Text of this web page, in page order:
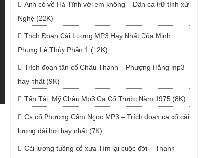
Anh có về Hà Tĩnh với em không – Dân ca trữ tình xứ
Nghệ (22K)
Trích Đoạn Cải Lương MP3 Hay Nhất Của Minh
Phụng Lệ Thủy Phần 1 (12K)
Trích đoạn tân cổ Châu Thanh – Phượng Hằng mp3
hay nhất (9K)
Tấn Tài, Mỹ Châu Mp3 Ca Cổ Trước Năm 1975 (8K)
Ca cổ Phương Cẩm Ngọc MP3 – Trích đoạn ca cổ cải
lương dài hơi hay nhất (7K)
Cải lương tuồng cổ xưa Tìm lại cuộc đời – Thanh